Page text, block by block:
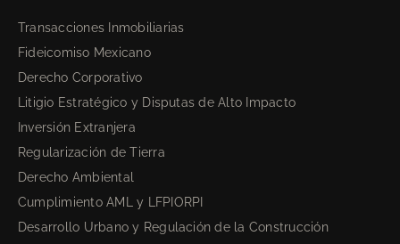
Transacciones Inmobiliarias
Fideicomiso Mexicano
Derecho Corporativo
Litigio Estratégico y Disputas de Alto Impacto
Inversión Extranjera
Regularización de Tierra
Derecho Ambiental
Cumplimiento AML y LFPIORPI
Desarrollo Urbano y Regulación de la Construcción